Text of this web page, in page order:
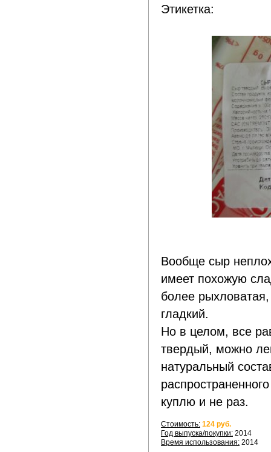
Этикетка:
Вообще сыр
имеет похожую
более
гладкий.
Но в целом, все
твердый, можно
натуральный
куплю и не раз.
Стоимость: 124 руб.
Год выпуска/покупки: 2014
Время использования: 2014